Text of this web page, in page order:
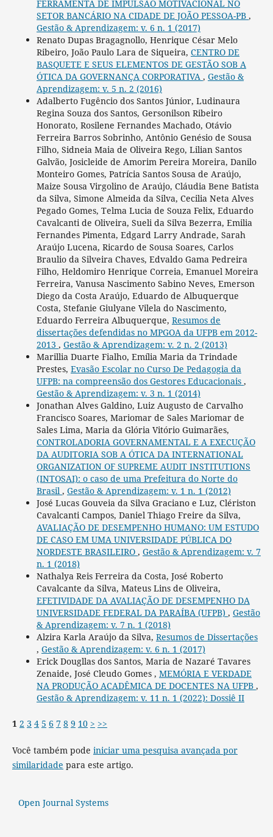
FERRAMENTA DE IMPULSÃO MOTIVACIONAL NO
SETOR BANCÁRIO NA CIDADE DE JOÃO PESSOA-PB ,
Gestão & Aprendizagem: v. 6 n. 1 (2017)
Renato Dupas Bragagnollo, Henrique César Melo
Ribeiro, João Paulo Lara de Siqueira, CENTRO DE
BASQUETE E SEUS ELEMENTOS DE GESTÃO SOB A
ÓTICA DA GOVERNANÇA CORPORATIVA , Gestão &
Aprendizagem: v. 5 n. 2 (2016)
Adalberto Fugêncio dos Santos Júnior, Ludinaura
Regina Souza dos Santos, Gersonilson Ribeiro
Honorato, Rosilene Fernandes Machado, Otávio
Ferreira Barros Sobrinho, Antônio Genésio de Sousa
Filho, Sidneia Maia de Oliveira Rego, Lilian Santos
Galvão, Josicleide de Amorim Pereira Moreira, Danilo
Monteiro Gomes, Patrícia Santos Sousa de Araújo,
Maize Sousa Virgolino de Araújo, Cláudia Bene Batista
da Silva, Simone Almeida da Silva, Cecilia Neta Alves
Pegado Gomes, Telma Lucia de Souza Felix, Eduardo
Cavalcanti de Oliveira, Sueli da Silva Bezerra, Emilia
Fernandes Pimenta, Edgard Larry Andrade, Sarah
Araújo Lucena, Ricardo de Sousa Soares, Carlos
Braulio da Silveira Chaves, Edvaldo Gama Pedreira
Filho, Heldomiro Henrique Correia, Emanuel Moreira
Ferreira, Vanusa Nascimento Sabino Neves, Emerson
Diego da Costa Araújo, Eduardo de Albuquerque
Costa, Stefanie Giulyane Vilela do Nascimento,
Eduardo Ferreira Albuquerque, Resumos de
dissertações defendidas no MPGOA da UFPB em 2012-
2013 , Gestão & Aprendizagem: v. 2 n. 2 (2013)
Marillia Duarte Fialho, Emília Maria da Trindade
Prestes, Evasão Escolar no Curso De Pedagogia da
UFPB: na compreensão dos Gestores Educacionais ,
Gestão & Aprendizagem: v. 3 n. 1 (2014)
Jonathan Alves Galdino, Luiz Augusto de Carvalho
Francisco Soares, Mariomar de Sales Mariomar de
Sales Lima, Maria da Glória Vitório Guimarães,
CONTROLADORIA GOVERNAMENTAL E A EXECUÇÃO
DA AUDITORIA SOB A ÓTICA DA INTERNATIONAL
ORGANIZATION OF SUPREME AUDIT INSTITUTIONS
(INTOSAI): o caso de uma Prefeitura do Norte do
Brasil , Gestão & Aprendizagem: v. 1 n. 1 (2012)
José Lucas Gouveia da Silva Graciano e Luz, Clériston
Cavalcanti Campos, Daniel Thiago Freire da Silva,
AVALIAÇÃO DE DESEMPENHO HUMANO: UM ESTUDO
DE CASO EM UMA UNIVERSIDADE PÚBLICA DO
NORDESTE BRASILEIRO , Gestão & Aprendizagem: v. 7
n. 1 (2018)
Nathalya Reis Ferreira da Costa, José Roberto
Cavalcante da Silva, Mateus Lins de Oliveira,
EFETIVIDADE DA AVALIAÇÃO DE DESEMPENHO DA
UNIVERSIDADE FEDERAL DA PARAÍBA (UFPB) , Gestão
& Aprendizagem: v. 7 n. 1 (2018)
Alzira Karla Araújo da Silva, Resumos de Dissertações
, Gestão & Aprendizagem: v. 6 n. 1 (2017)
Erick Dougllas dos Santos, Maria de Nazaré Tavares
Zenaide, José Cleudo Gomes , MEMÓRIA E VERDADE
NA PRODUÇÃO ACADÊMICA DE DOCENTES NA UFPB ,
Gestão & Aprendizagem: v. 11 n. 1 (2022): Dossiê II
1 2 3 4 5 6 7 8 9 10 > >>
Você também pode iniciar uma pesquisa avançada por
similaridade para este artigo.
Open Journal Systems